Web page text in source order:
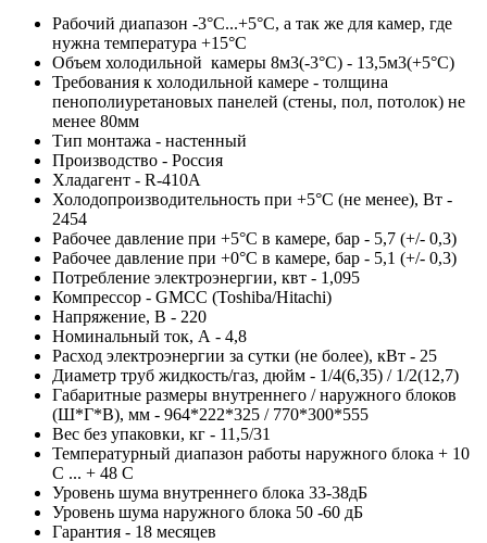
Рабочий диапазон -3°C...+5°C, а так же для камер, где
нужна температура +15°C
Объем холодильной камеры 8м3(-3°C) - 13,5м3(+5°C)
Требования к холодильной камере - толщина
пенополиуретановых панелей (стены, пол, потолок) не
менее 80мм
Тип монтажа - настенный
Производство - Россия
Хладагент - R-410A
Холодопроизводительность при +5°C (не менее), Вт -
2454
Рабочее давление при +5°C в камере, бар - 5,7 (+/- 0,3)
Рабочее давление при +0­°C в камере, бар - 5,1 (+/- 0,3)
Потребление электроэнергии, квт - 1,095
Компрессор - GMCC (Toshiba/Hitachi)
Напряжение, В - 220
Номинальный ток, А - 4,8
Расход электроэнергии за сутки (не более), кВт - 25
Диаметр труб жидкость/газ, дюйм - 1/4(6,35) / 1/2(12,7)
Габаритные размеры внутреннего / наружного блоков
(Ш*Г*В), мм - 964*222*325 / 770*300*555
Вес без упаковки, кг - 11,5/31
Температурный диапазон работы наружного блока + 10
С ... + 48 С
Уровень шума внутреннего блока 33-38дБ
Уровень шума наружного блока 50 -60 дБ
Гарантия - 18 месяцев